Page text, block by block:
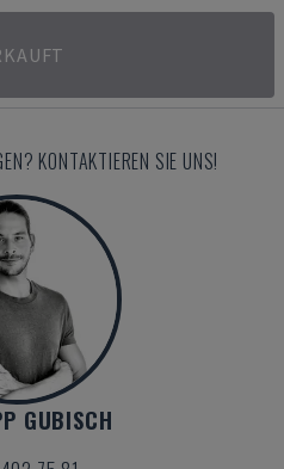
KONTAKTIEREN SIE UNS!
GUBISCH